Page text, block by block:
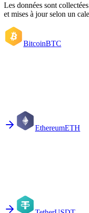
Les données sont
et mises à jour selon un
BitcoinBTC
EthereumETH